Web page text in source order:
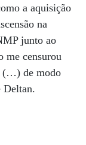
a aquisição
na
junto ao
me censurou
(…) de modo
Deltan.